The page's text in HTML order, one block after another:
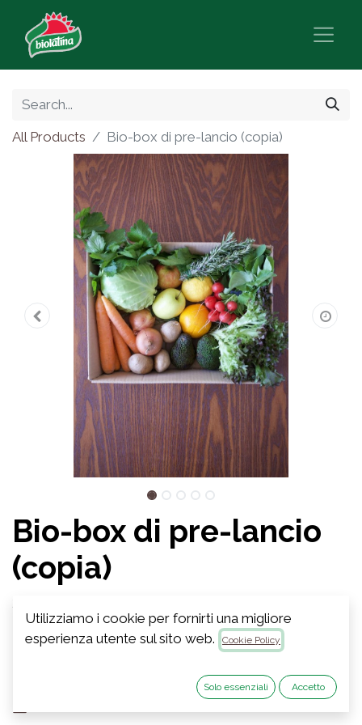
All Products Bio-box di pre-lancio (copia)
Bio-box di pre-lancio
(copia)
27.50€ VAT Excluded
Utilizziamo i cookie per fornirti una migliore
esperienza utente sul sito web.
Cookie Policy
Solo essenziali Accetto